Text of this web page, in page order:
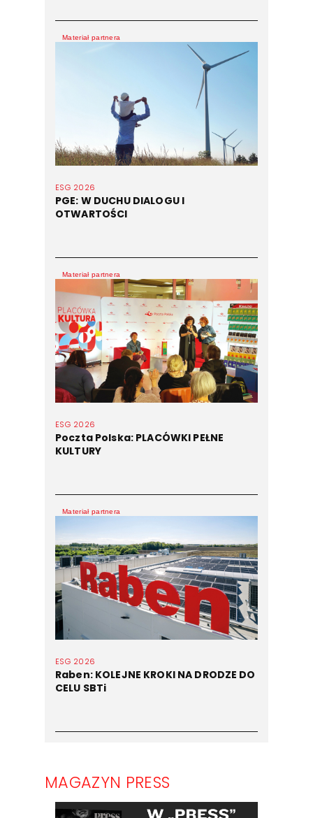
ESG 2026
PGE: W DUCHU DIALOGU I
OTWARTOŚCI
Materiał partnera
ESG 2026
Poczta Polska: PLACÓWKI PEŁNE
KULTURY
Materiał partnera
ESG 2026
Raben: KOLEJNE KROKI NA DRODZE DO
CELU SBTi
Materiał partnera
MAGAZYN PRESS